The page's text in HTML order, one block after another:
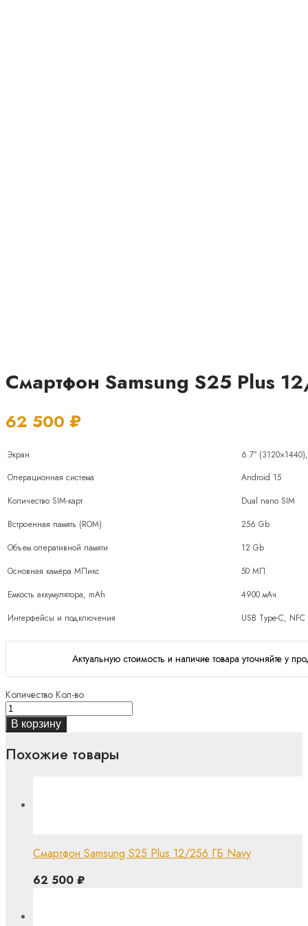
Смартфон Samsung S25 Plus
62 500 ₽
Экран
6.7″
Операционная система
Android 15
Количество SIM-карт
Dual nano SIM
Встроенная память (ROM)
256 Gb
Объем оперативной памяти
12 Gb
Основная камера МПикс
50 МП
Емкость аккумулятора, mAh
4900 мАч
Интерфейсы и подключения
USB Type-C, NFC
Актуальную стоимость и наличие товара уточняйте у
Количество Кол-во
В корзину
Похожие товары
Смартфон Samsung S25 Plus 12/256 ГБ Navy
62 500 ₽